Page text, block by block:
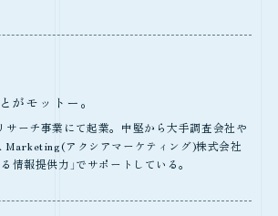
がモットー。
ーチ事業にて起業。中堅から大手調査会社や
Marketing(アクシアマーケティング)株式会社
情報提供力」でサポートしている。